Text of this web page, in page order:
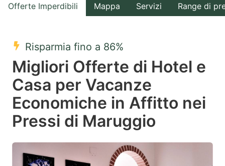
the
select
date.
Press
question
mark
key
the
a
date.
Press
the
question
mark
key
Offerte Imperdibili Mappa Servizi Range di
Risparmia fino a 86%
Migliori Offerte di Hotel e
Casa per Vacanze
Economiche in Affitto nei
Pressi di Maruggio